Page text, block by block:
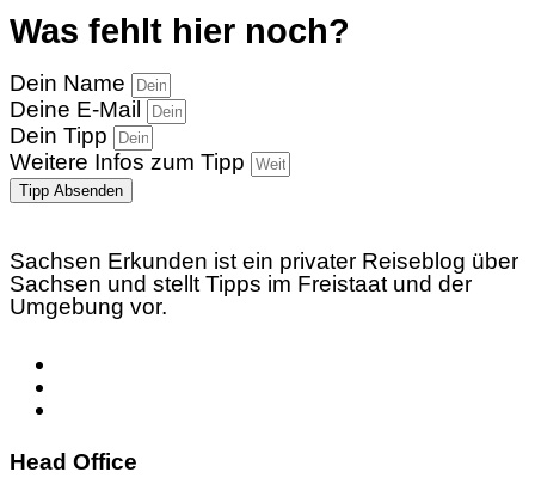
Was fehlt hier noch?
Dein Name
Deine E-Mail
Dein Tipp
Weitere Infos zum Tipp
Tipp Absenden
Sachsen Erkunden ist ein privater Reiseblog über
Sachsen und stellt Tipps im Freistaat und der
Umgebung vor.
Head Office